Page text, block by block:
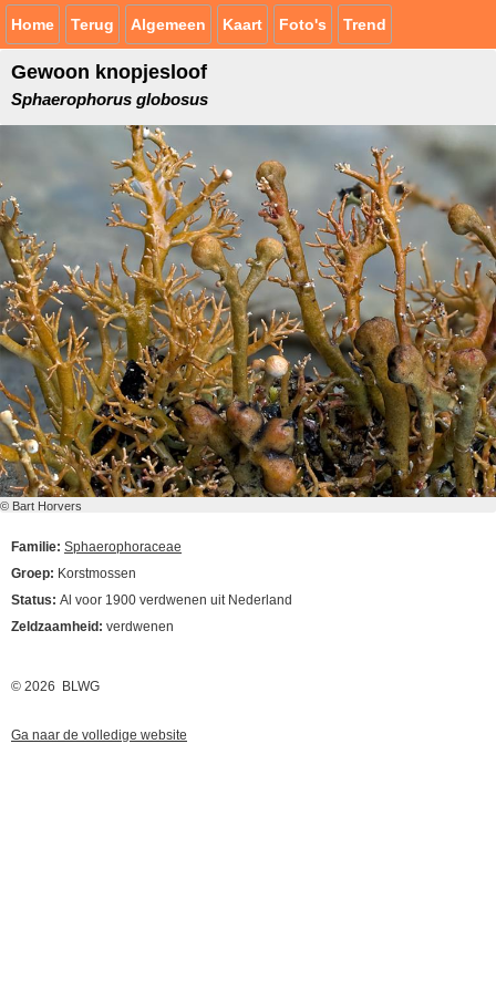
Home Terug Algemeen Kaart Foto's Trend
Gewoon knopjesloof
Sphaerophorus globosus
© Bart Horvers
Familie: Sphaerophoraceae
Groep: Korstmossen
Status: Al voor 1900 verdwenen uit Nederland
Zeldzaamheid: verdwenen
© 2026 BLWG
Ga naar de volledige website